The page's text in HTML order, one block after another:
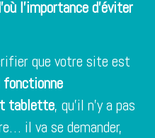
l’importance d’éviter
que votre site est
fonctionne
tablette, qu’il n’y a pas
il va se demander,